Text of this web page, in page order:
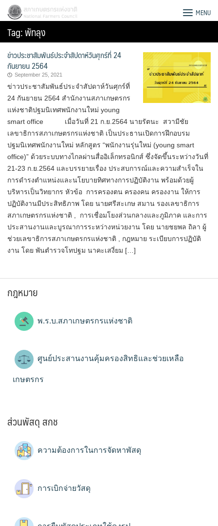
Skip
content
Search
for:
สภาเกษตรกรแห่งชาติ MENU
Tag:พัทลุง
ข่าวประชาสัมพันธ์ประจำสัปดาห์วันศุกร์ที่ 24
กันยายน 2564
September 25, 2021
ข่าวประชาสัมพันธ์ประจำสัปดาห์วันศุกร์ที่
24 กันยายน 2564 สำนักงานสภาเกษตรกร
แห่งชาติปฐมนิเทศพนักงานใหม่ young
smart office เมื่อวันที่ 21 ก.ย.2564 นายรัตนะ สวามีชัย
เลขาธิการสภาเกษตรกรแห่งชาติ เป็นประธานเปิดการฝึกอบรม
ปฐมนิเทศพนักงานใหม่ หลักสูตร “พนักงานรุ่นใหม่ (young smart
office)” ด้วยระบบทางไกลผ่านสื่ออิเล็กทรอนิกส์ ซึ่งจัดขึ้นระหว่างวันที่
21-23 ก.ย.2564 และบรรยายเรื่อง ประสบการณ์และความสำเร็จใน
การดำรงตำแหน่งและนโยบายทิศทางการปฏิบัติงาน พร้อมด้วยผู้
บริหารเป็นวิทยากร หัวข้อ การครองตน ครองคน ครองงาน ให้การ
ปฏิบัติงานมีประสิทธิภาพ โดย นายศรีสะเกษ สมาน รองเลขาธิการ
สภาเกษตรกรแห่งชาติ , การเชื่อมโยงส่วนกลางและภูมิภาค และการ
ประสานงานและบูรณาการระหว่างหน่วยงาน โดย นายชยพล ถิลา ผู้
ช่วยเลขาธิการสภาเกษตรกรแห่งชาติ , กฎหมาย ระเบียบการปฏิบัติ
งาน โดย พันตำรวจโทปฐม นาคะเสงี่ยม […]
กฎหมาย
พ.ร.บ.สภาเกษตรกรแห่งชาติ
ศูนย์ประสานงานคุ้มครองสิทธิและช่วยเหลือ
เกษตรกร
ส่วนพัสดุ สกช
ความต้องการในการจัดหาพัสดุ
การเบิกจ่ายวัสดุ